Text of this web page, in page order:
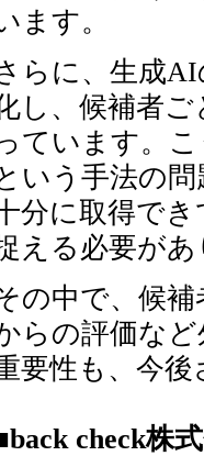
ます。
らに、生成
し、候補者
ています。
いう手法の
分に取得で
える必要が
の中で、候
らの評価な
要性も、今
check株